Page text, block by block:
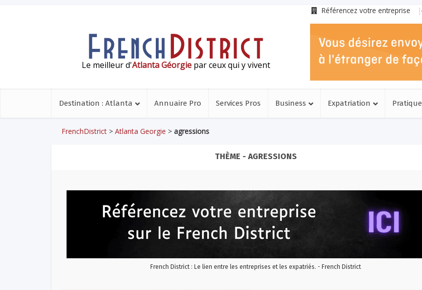
Référencez votre entreprise
Le meilleur d'Atlanta Géorgie par ceux qui y vivent
Destination : Atlanta Annuaire Pro Services Pros Business Expatriation Pratique
FrenchDistrict > Atlanta Georgie > agressions
THÈME - AGRESSIONS
French District : Le lien entre les entreprises et les expatriés. - French District